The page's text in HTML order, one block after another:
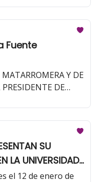
y cataron
su parte, el plazo
Premios Ecovino
de marzo. Las
hasta el 10 de
Fuente
Y DE
DE
RUBIO GIL,
DE LA DOC
GERENTE DEL
TOMÁS
MESA REDONDA
SU
LA UNIVERSIDAD
el 12 de enero de